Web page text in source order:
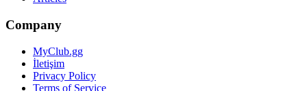
Company
MyClub.gg
İletişim
Privacy Policy
Terms of Service